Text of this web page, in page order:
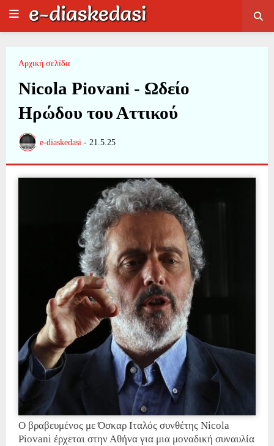
Αρχική σελίδα
Nicola Piovani - Ωδείο
Ηρώδου του Αττικού
e-diaskedasi - 21.5.25
Ο βραβευμένος με Όσκαρ Ιταλός συνθέτης Nicola
Piovani έρχεται στην Αθήνα για μια μοναδική συναυλία